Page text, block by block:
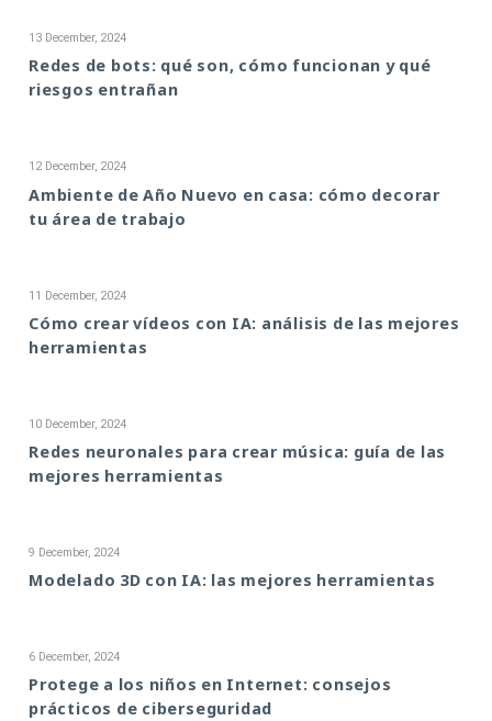
13 December, 2024
Redes de bots: qué son, cómo funcionan y qué
riesgos entrañan
12 December, 2024
Ambiente de Año Nuevo en casa: cómo decorar
tu área de trabajo
11 December, 2024
Cómo crear vídeos con IA: análisis de las mejores
herramientas
10 December, 2024
Redes neuronales para crear música: guía de las
mejores herramientas
9 December, 2024
Modelado 3D con IA: las mejores herramientas
6 December, 2024
Protege a los niños en Internet: consejos
prácticos de ciberseguridad